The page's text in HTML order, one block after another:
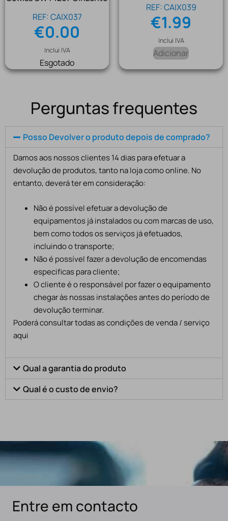
REF: CAIX037
€0.00
Inclui IVA
Esgotado
REF: CAIX039
€1.99
Inclui IVA
Adicionar
Perguntas frequentes
Posso Devolver o produto depois de comprado?
Damos aos nossos clientes 14 dias para efetuar a
devolução de produtos, tanto na loja como online. No
entanto, deverá ter em consideração:
Não é possível efetuar a devolução de
equipamentos já instalados ou com marcas de uso,
bem como todos os serviços já efetuados,
incluindo o transporte;
Não é possível fazer a devolução de encomendas
especificas para cliente;
O cliente é o responsável por fazer o equipamento
chegar às nossas instalações antes do período de
devolução terminar.
Poderá consultar todas as condições de venda / serviço
aqui
Qual a garantia do produto
Qual é o custo de envio?
Entre em contacto